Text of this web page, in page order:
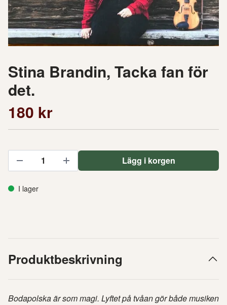
Stina Brandin, Tacka fan för
det.
180 kr
Lägg i korgen
I lager
Produktbeskrivning
Bodapolska är som magi. Lyftet på tvåan gör både musiken